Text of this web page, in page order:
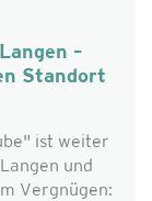
–
Standort
ist weiter
und
Vergnügen: